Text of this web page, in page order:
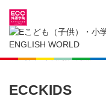
大阪府の子供英会話・英語教
子供（小学生）英会話・英語教室
ECCKIDS